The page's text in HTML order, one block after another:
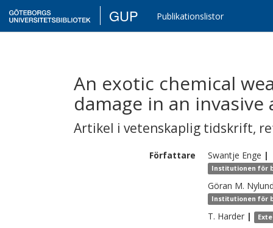
GUP Publikationslistor
An exotic chemical
damage in an invasive
Artikel i vetenskaplig tidskrift,
Författare Swantje Enge |
Institutionen för
Göran M.
Institutionen för
T. Harder |